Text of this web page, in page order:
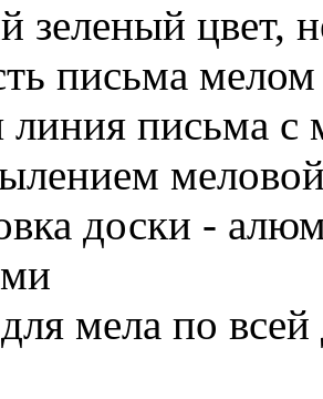
зеленый цвет,
письма
линия письма
доски -
мела по